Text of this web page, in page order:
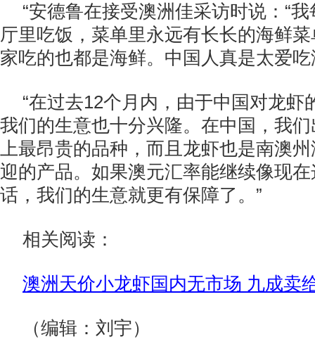
“安德鲁在接受澳洲佳采访时说：“
厅里吃饭，菜单里永远有长长的海鲜
家吃的也都是海鲜。中国人真是太爱吃
“在过去12个月内，由于中国对龙虾
我们的生意也十分兴隆。在中国，我
上最昂贵的品种，而且龙虾也是南澳
迎的产品。如果澳元汇率能继续像现
话，我们的生意就更有保障了。”
相关阅读：
澳洲天价小龙虾国内无市场 九成卖
（编辑：刘宇）